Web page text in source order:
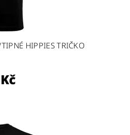
HIPPIES TRIČKO